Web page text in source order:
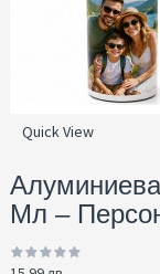
Quick View
Мл –